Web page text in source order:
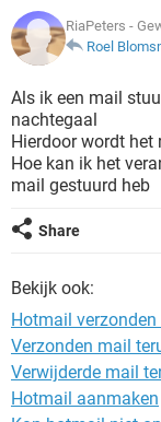
TIKTOK
GRATIS
TIKTOK
INSTAGRAM
NETFLIX
GRATIS
TIKTOK
VIDEOBELLEN
INSTAGRAM
NETFLIX
GRATIS
TIKTOK
ARTIKELEN
VIDEOBELLEN
INSTAGRAM
NETFLIX
GRATIS
TIKTOK
RiaPeters -
Roel
Als ik een mail
nachtegaal
Hierdoor wordt het
Hoe kan ik het
mail gestuurd heb
Share
Bekijk ook:
Hotmail
Verzonden mail
Verwijderde mail
Hotmail aanmaken